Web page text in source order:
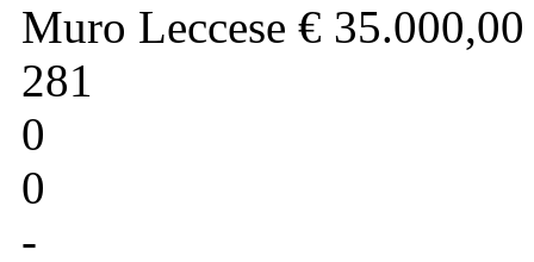
Muro Leccese € 35.000,00
281
0
0
-